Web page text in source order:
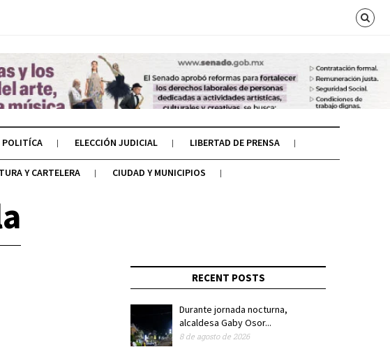
POLITÍCA ELECCIÓN JUDICIAL LIBERTAD DE PRENSA
Y CARTELERA CIUDAD Y MUNICIPIOS
RECENT POSTS
Durante jornada nocturna,
alcaldesa Gaby Osor...
8 de agosto de 2026